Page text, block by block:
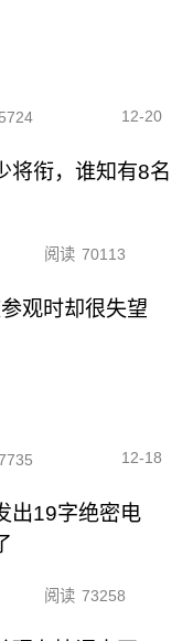
12-20
将衔，谁知有8名
阅读 70113
观时却很失望
12-18
出19字绝密电
阅读 73258